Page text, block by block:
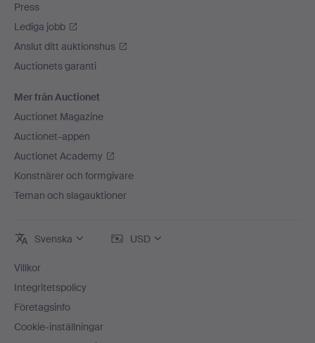
Press
Lediga jobb
Anslut ditt auktionshus
Auctionets garanti
Mer från Auctionet
Auctionet Magazine
Auctionet-appen
Auctionet Academy
Konstnärer och formgivare
Teman och slagauktioner
Svenska USD
Villkor
Integritetspolicy
Företagsinfo
Cookie-inställningar